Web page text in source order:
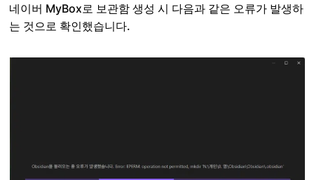
네이버 MyBox로 보관함 생성 시 다음과 같은 오류가 발생하
는 것으로 확인했습니다.